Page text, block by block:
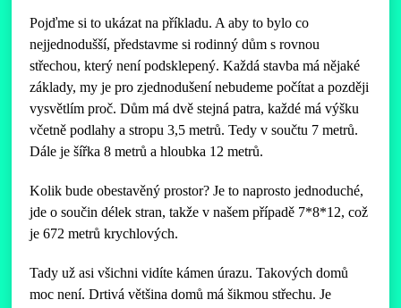
Pojďme si to ukázat na příkladu. A aby to bylo co
nejjednodušší, představme si rodinný dům s rovnou
střechou, který není podsklepený. Každá stavba má nějaké
základy, my je pro zjednodušení nebudeme počítat a později
vysvětlím proč. Dům má dvě stejná patra, každé má výšku
včetně podlahy a stropu 3,5 metrů. Tedy v součtu 7 metrů.
Dále je šířka 8 metrů a hloubka 12 metrů.
Kolik bude obestavěný prostor? Je to naprosto jednoduché,
jde o součin délek stran, takže v našem případě 7*8*12, což
je 672 metrů krychlových.
Tady už asi všichni vidíte kámen úrazu. Takových domů
moc není. Drtivá většina domů má šikmou střechu. Je